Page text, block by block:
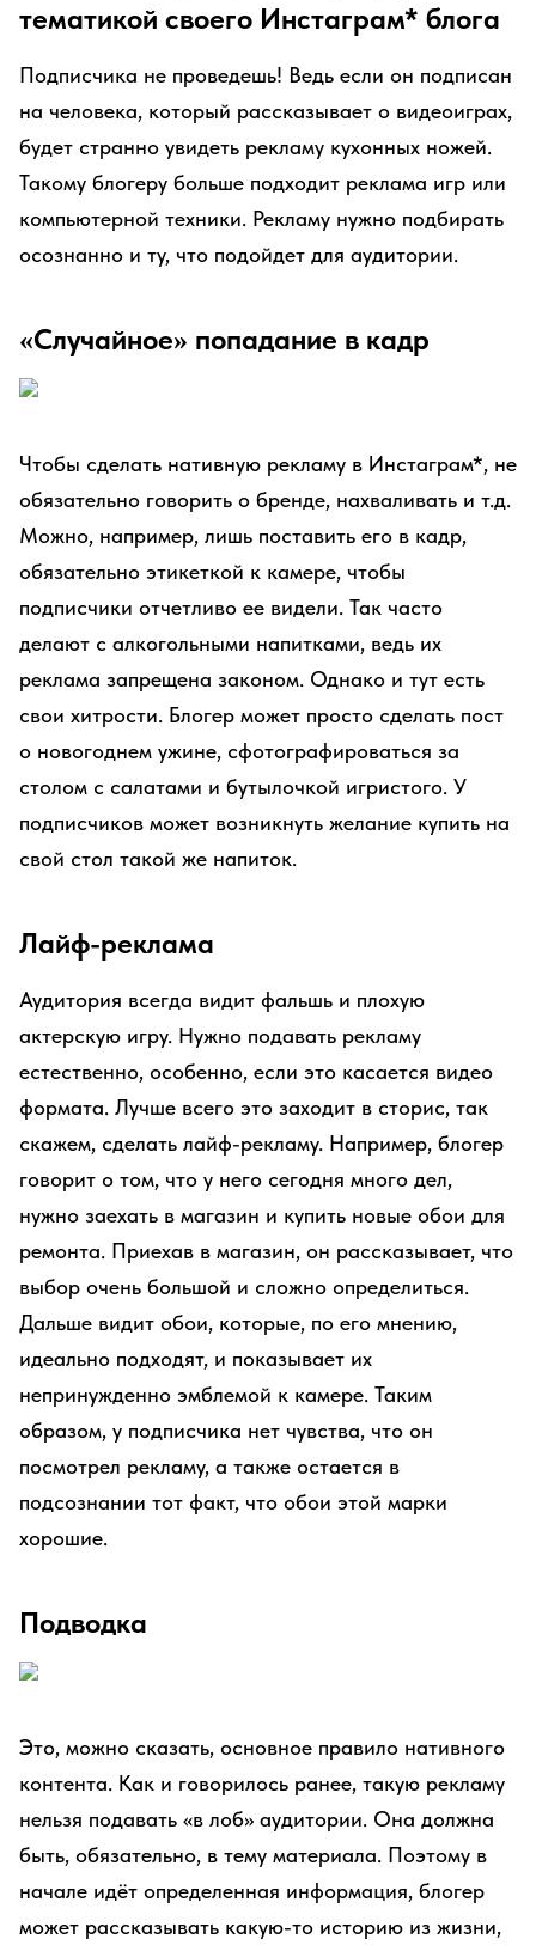
тематикой своего Инстаграм* блога
Подписчика не проведешь! Ведь если он подписан
на человека, который рассказывает о видеоиграх,
будет странно увидеть рекламу кухонных ножей.
Такому блогеру больше подходит реклама игр или
компьютерной техники. Рекламу нужно подбирать
осознанно и ту, что подойдет для аудитории.
«Случайное» попадание в кадр
Чтобы сделать нативную рекламу в Инстаграм*, не
обязательно говорить о бренде, нахваливать и т.д.
Можно, например, лишь поставить его в кадр,
обязательно этикеткой к камере, чтобы
подписчики отчетливо ее видели. Так часто
делают с алкогольными напитками, ведь их
реклама запрещена законом. Однако и тут есть
свои хитрости. Блогер может просто сделать пост
о новогоднем ужине, сфотографироваться за
столом с салатами и бутылочкой игристого. У
подписчиков может возникнуть желание купить на
свой стол такой же напиток.
Лайф-реклама
Аудитория всегда видит фальшь и плохую
актерскую игру. Нужно подавать рекламу
естественно, особенно, если это касается видео
формата. Лучше всего это заходит в сторис, так
скажем, сделать лайф-рекламу. Например, блогер
говорит о том, что у него сегодня много дел,
нужно заехать в магазин и купить новые обои для
ремонта. Приехав в магазин, он рассказывает, что
выбор очень большой и сложно определиться.
Дальше видит обои, которые, по его мнению,
идеально подходят, и показывает их
непринужденно эмблемой к камере. Таким
образом, у подписчика нет чувства, что он
посмотрел рекламу, а также остается в
подсознании тот факт, что обои этой марки
хорошие.
Подводка
Это, можно сказать, основное правило нативного
контента. Как и говорилось ранее, такую рекламу
нельзя подавать «в лоб» аудитории. Она должна
быть, обязательно, в тему материала. Поэтому в
начале идёт определенная информация, блогер
может рассказывать какую-то историю из жизни,